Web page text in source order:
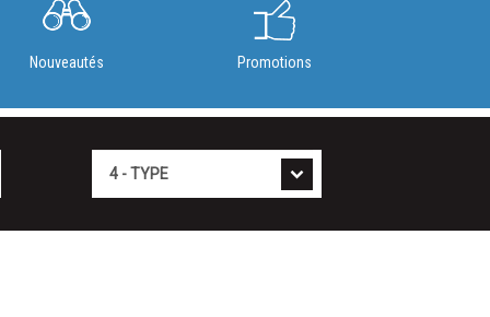
Nouveautés Promotions